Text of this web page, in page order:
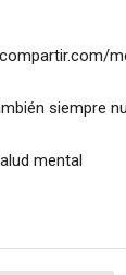
siempre
mental